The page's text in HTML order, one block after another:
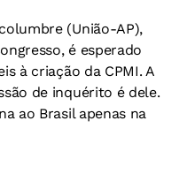
(União-AP),
é esperado
à criação da CPMI. A
de inquérito é dele.
ao Brasil apenas na